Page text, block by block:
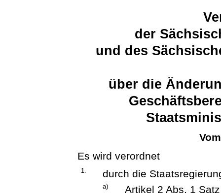
der
und des
über die
Es wird verordnet
1. durch die
a)
Artikel 2 Abs. 1